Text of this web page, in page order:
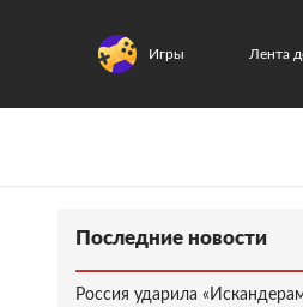
Игры Лента
Последние новости
Россия ударила